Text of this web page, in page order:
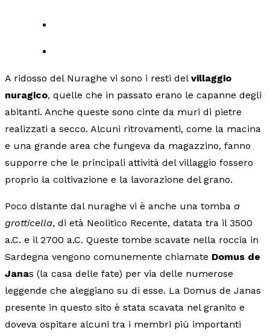
A ridosso del Nuraghe vi sono i resti del villaggio
nuragico, quelle che in passato erano le capanne degli
abitanti. Anche queste sono cinte da muri di pietre
realizzati a secco. Alcuni ritrovamenti, come la macina
e una grande area che fungeva da magazzino, fanno
supporre che le principali attività del villaggio fossero
proprio la coltivazione e la lavorazione del grano.
Poco distante dal nuraghe vi è anche una tomba a
grotticella, di età Neolitico Recente, datata tra il 3500
a.C. e il 2700 a.C. Queste tombe scavate nella roccia in
Sardegna vengono comunemente chiamate Domus de
Janas (la casa delle fate) per via delle numerose
leggende che aleggiano su di esse. La Domus de Janas
presente in questo sito è stata scavata nel granito e
doveva ospitare alcuni tra i membri più importanti